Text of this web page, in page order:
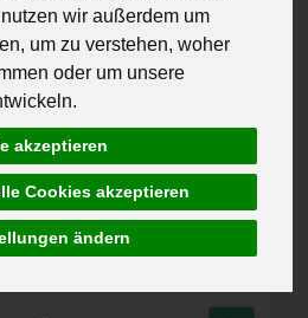
wir außerdem um
um zu verstehen, woher
oder um unsere
akzeptieren
Cookies akzeptieren
ändern